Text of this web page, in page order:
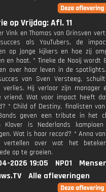
op Vrijdag: Afl. 11
Vink en Thomas van Grinsven
als YouTubers, de
op jonge kijkers en hoe zij
en haat. * Tineke de Nooij wordt
over haar leven in de
van Sven Versteeg,
verlies. Hij verloor zijn manager
vriend. Wat voor impact heeft
* Child of Destiny, finalisten
geven een tribute in het
Klaver is Nederlands
Wat is haar record? * Anna
vertellen over wat het
op te groeien.
2026 19:05 NPO1
Alle afleveringen